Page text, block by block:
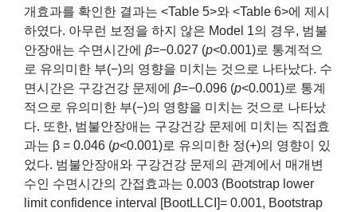
개효과를 확인한 결과는 <Table 5>와 <Table 6>에 제시
하였다. 아무런 보정을 하지 않은 Model 1의 경우, 범불
안장애는 수면시간에 β=−0.027 (p<0.001)로 통계적으
로 유의미한 부(−)의 영향을 미치는 것으로 나타났다. 수
면시간은 구강건강 문제에 β=−0.096 (p<0.001)로 통계
적으로 유의미한 부(−)의 영향을 미치는 것으로 나타났
다. 또한, 범불안장애는 구강건강 문제에 미치는 직접효
과는 β = 0.046 (p<0.001)로 유의미한 정(+)의 영향이 있
었다. 범불안장애와 구강건강 문제의 관계에서 매개변
수인 수면시간의 간접효과는 0.003 (Bootstrap lower
limit confidence interval [BootLLCI]= 0.001, Bootstrap